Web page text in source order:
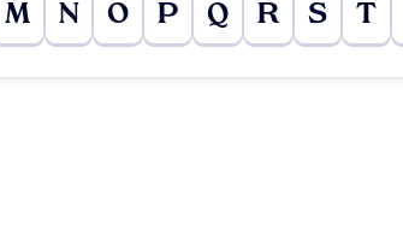
M N O P Q R S T